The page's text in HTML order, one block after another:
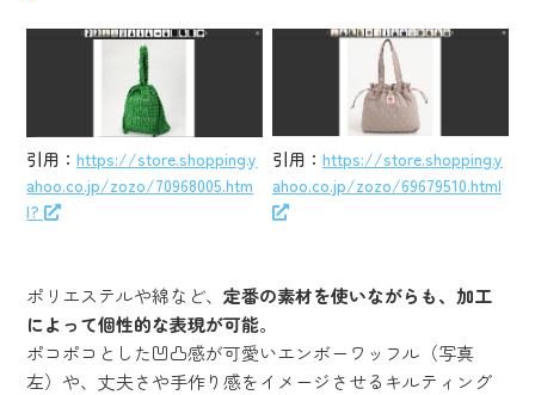
引用：https://store.shopping.y
ahoo.co.jp/zozo/70968005.htm
l?
引用：https://store.shopping.y
ahoo.co.jp/zozo/69679510.html
ポリエステルや綿など、定番の素材を使いながらも、加工
によって個性的な表現が可能。
ポコポコとした凹凸感が可愛いエンボーワッフル（写真
左）や、丈夫さや手作り感をイメージさせるキルティング